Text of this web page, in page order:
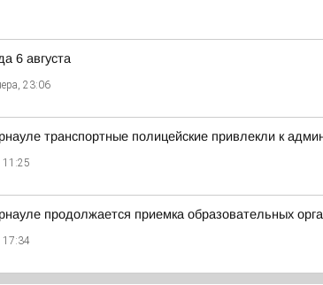
6 августа
23:06
транспортные полицейские привлекли к
11:25
продолжается приемка образовательных
17:34